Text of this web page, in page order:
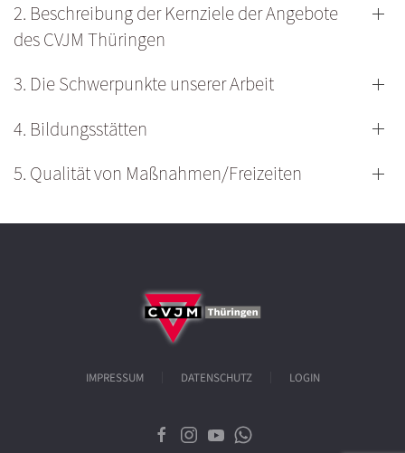
2. Beschreibung der Kernziele der Angebote
des CVJM Thüringen
3. Die Schwerpunkte unserer Arbeit
4. Bildungsstätten
5. Qualität von Maßnahmen/Freizeiten
IMPRESSUM DATENSCHUTZ LOGIN